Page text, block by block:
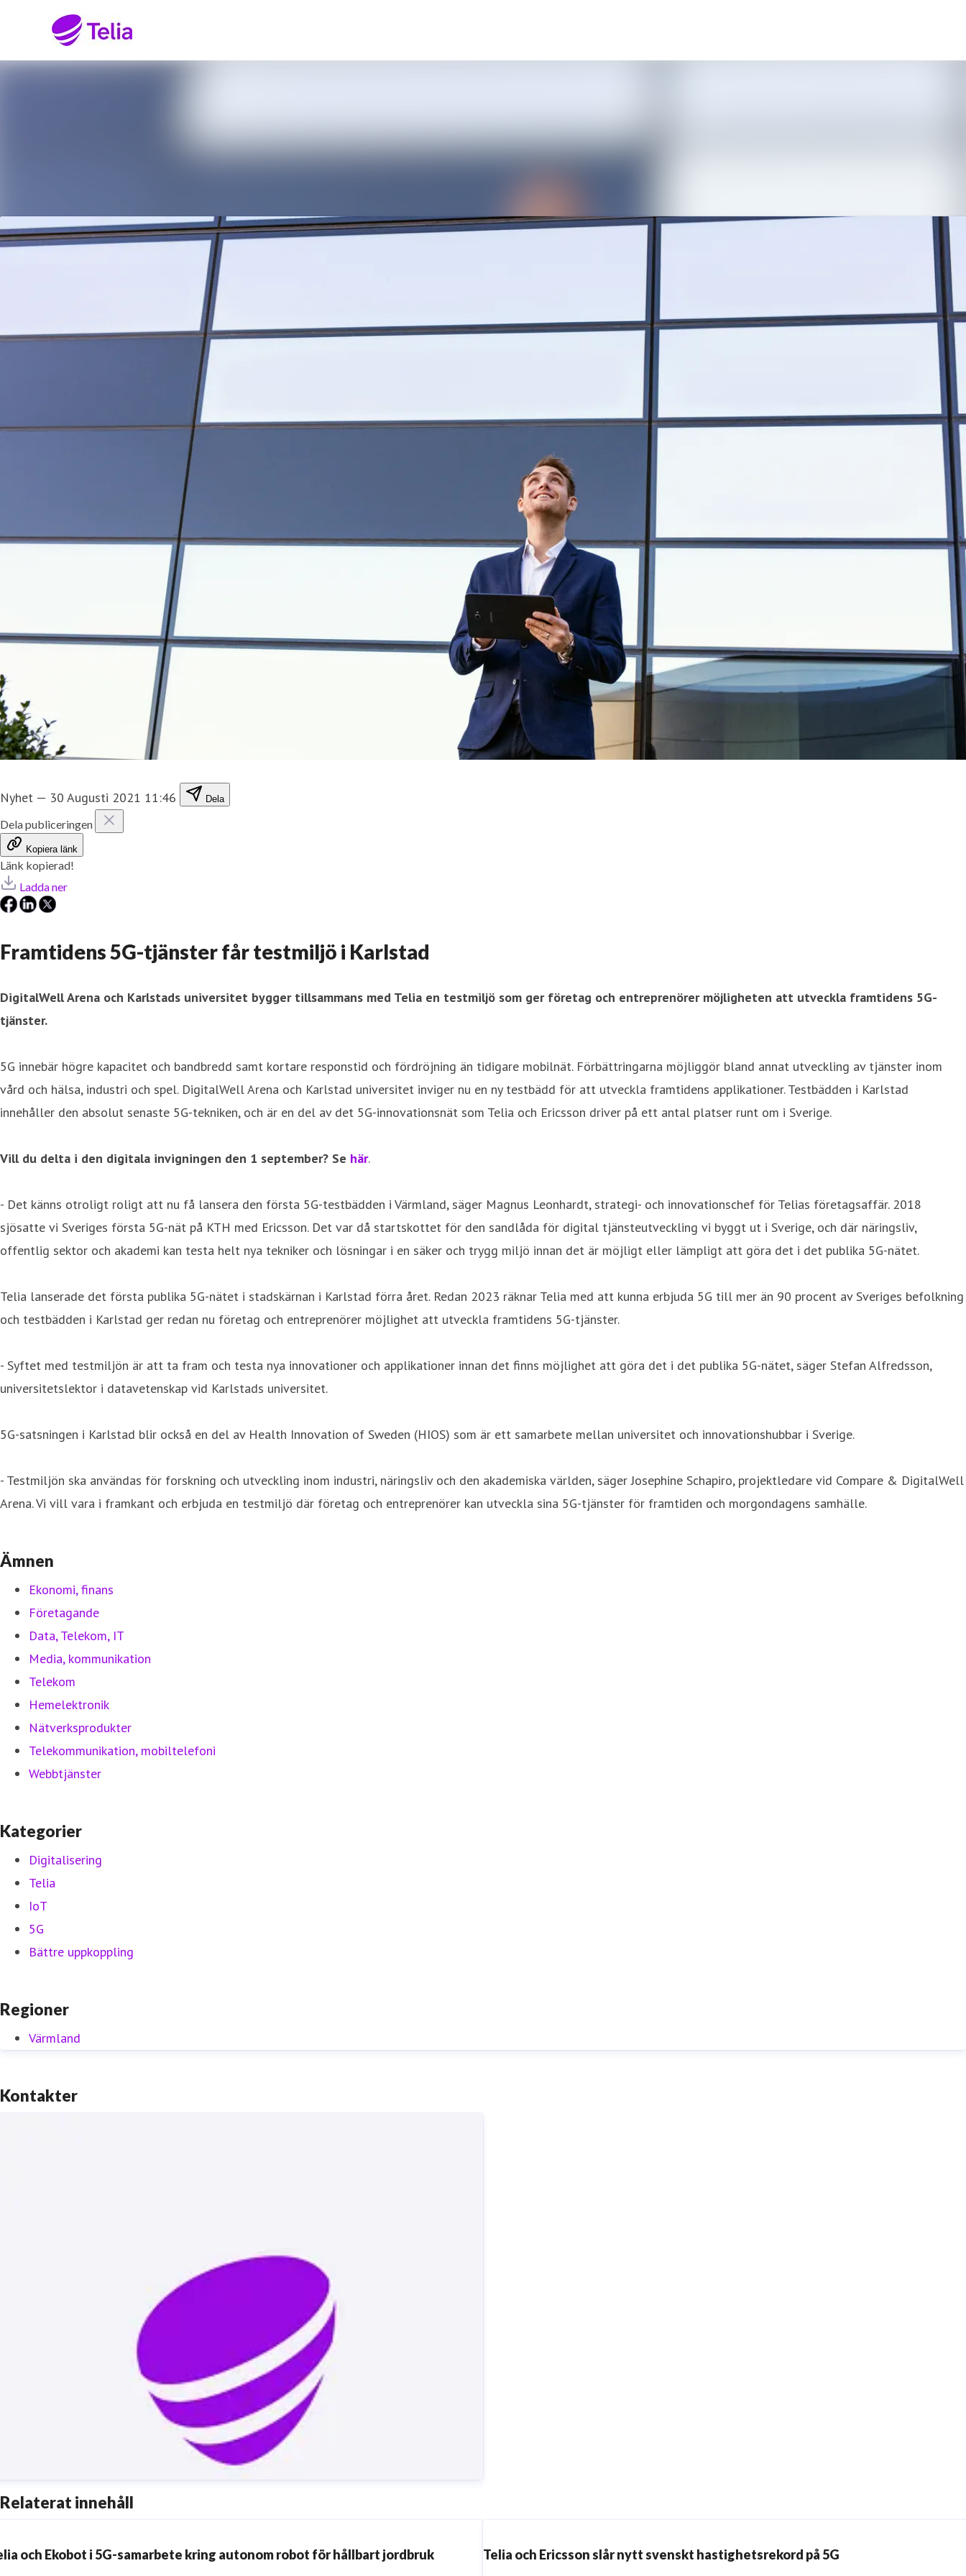
Nyhet — 30 Augusti 2021 11:46 Dela
Dela publiceringen
Kopiera länk
Länk kopierad!
Ladda ner
Framtidens 5G-tjänster får testmiljö i Karlstad
DigitalWell Arena och Karlstads universitet bygger tillsammans med Telia en testmiljö som ger företag och entreprenörer möjligheten att utveckla framtidens 5G-
tjänster.
5G innebär högre kapacitet och bandbredd samt kortare responstid och fördröjning än tidigare mobilnät. Förbättringarna möjliggör bland annat utveckling av tjänster inom
vård och hälsa, industri och spel. DigitalWell Arena och Karlstad universitet inviger nu en ny testbädd för att utveckla framtidens applikationer. Testbädden i Karlstad
innehåller den absolut senaste 5G-tekniken, och är en del av det 5G-innovationsnät som Telia och Ericsson driver på ett antal platser runt om i Sverige.
Vill du delta i den digitala invigningen den 1 september? Se här.
- Det känns otroligt roligt att nu få lansera den första 5G-testbädden i Värmland, säger Magnus Leonhardt, strategi- och innovationschef för Telias företagsaffär. 2018
sjösatte vi Sveriges första 5G-nät på KTH med Ericsson. Det var då startskottet för den sandlåda för digital tjänsteutveckling vi byggt ut i Sverige, och där näringsliv,
offentlig sektor och akademi kan testa helt nya tekniker och lösningar i en säker och trygg miljö innan det är möjligt eller lämpligt att göra det i det publika 5G-nätet.
Telia lanserade det första publika 5G-nätet i stadskärnan i Karlstad förra året. Redan 2023 räknar Telia med att kunna erbjuda 5G till mer än 90 procent av Sveriges befolkning
och testbädden i Karlstad ger redan nu företag och entreprenörer möjlighet att utveckla framtidens 5G-tjänster.
- Syftet med testmiljön är att ta fram och testa nya innovationer och applikationer innan det finns möjlighet att göra det i det publika 5G-nätet, säger Stefan Alfredsson,
universitetslektor i datavetenskap vid Karlstads universitet.
5G-satsningen i Karlstad blir också en del av Health Innovation of Sweden (HIOS) som är ett samarbete mellan universitet och innovationshubbar i Sverige.
- Testmiljön ska användas för forskning och utveckling inom industri, näringsliv och den akademiska världen, säger Josephine Schapiro, projektledare vid Compare & DigitalWell
Arena. Vi vill vara i framkant och erbjuda en testmiljö där företag och entreprenörer kan utveckla sina 5G-tjänster för framtiden och morgondagens samhälle.
Ämnen
Ekonomi, finans
Företagande
Data, Telekom, IT
Media, kommunikation
Telekom
Hemelektronik
Nätverksprodukter
Telekommunikation, mobiltelefoni
Webbtjänster
Kategorier
Digitalisering
Telia
IoT
5G
Bättre uppkoppling
Regioner
Värmland
Kontakter
Relaterat innehåll
och Ekobot i 5G-samarbete kring autonom robot för hållbart jordbruk Telia och Ericsson slår nytt svenskt hastighetsrekord på 5G